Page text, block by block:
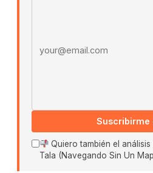
Es La Hora de Aprender ↗
Políticas De Privacidad ·
Suscribirme
Quiero también el
Tala (Navegando Sin Un